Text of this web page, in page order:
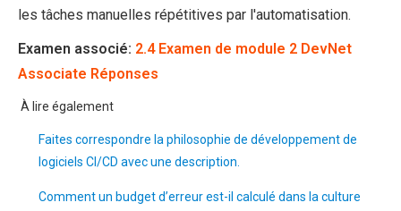
les tâches manuelles répétitives par l'automatisation.
Examen associé: 2.4 Examen de module 2 DevNet
Associate Réponses
À lire également
Faites correspondre la philosophie de développement de
logiciels CI/CD avec une description.
Comment un budget d’erreur est-il calculé dans la culture